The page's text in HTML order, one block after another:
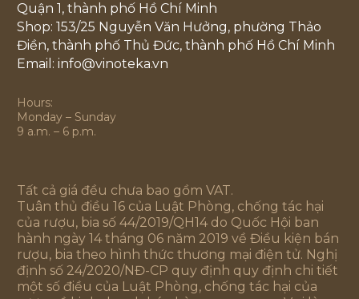
Quận 1, thành phố Hồ Chí Minh
Shop: 153/25 Nguyễn Văn Hưởng, phường Thảo
Điền, thành phố Thủ Đức, thành phố Hồ Chí Minh
Email: info@vinoteka.vn
Hours:
Monday – Sunday
9 a.m. – 6 p.m.
Tất cả giá đều chưa bao gồm VAT.
Tuân thủ điều 16 của Luật Phòng, chống tác hại
của rượu, bia số 44/2019/QH14 do Quốc Hội ban
hành ngày 14 tháng 06 năm 2019 về Điều kiện bán
rượu, bia theo hình thức thương mại điện tử. Nghị
định số 24/2020/NĐ-CP quy định quy định chi tiết
một số điều của Luật Phòng, chống tác hại của